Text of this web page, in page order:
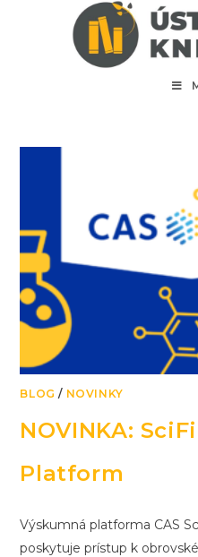
BLOG / NOVINKY
NOVINKA:
Platform
Výskumná platforma CAS
poskytuje prístup k